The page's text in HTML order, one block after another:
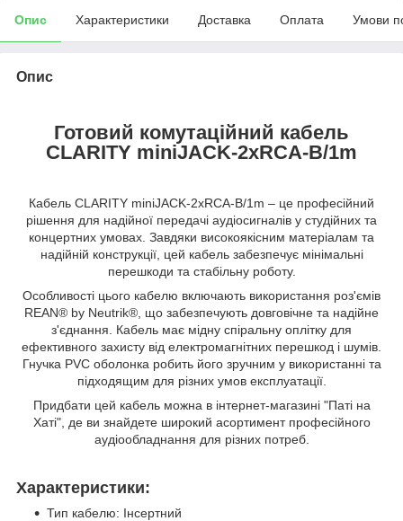
Опис Характеристики Доставка Оплата Умови
Опис
Готовий комутаційний кабель
CLARITY miniJACK-2xRCA-B/1m
Кабель CLARITY miniJACK-2xRCA-B/1m – це професійний
рішення для надійної передачі аудіосигналів у студійних та
концертних умовах. Завдяки високоякісним матеріалам та
надійній конструкції, цей кабель забезпечує мінімальні
перешкоди та стабільну роботу.
Особливості цього кабелю включають використання роз'ємів
REAN® by Neutrik®, що забезпечують довговічне та надійне
з'єднання. Кабель має мідну спіральну оплітку для
ефективного захисту від електромагнітних перешкод і шумів.
Гнучка PVC оболонка робить його зручним у використанні та
підходящим для різних умов експлуатації.
Придбати цей кабель можна в інтернет-магазині "Паті на
Хаті", де ви знайдете широкий асортимент професійного
аудіообладнання для різних потреб.
Характеристики:
Тип кабелю: Інсертний